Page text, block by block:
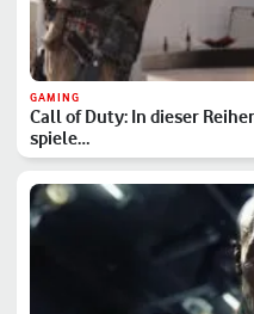
GAMING
Call of Duty: In dieser
spiele…